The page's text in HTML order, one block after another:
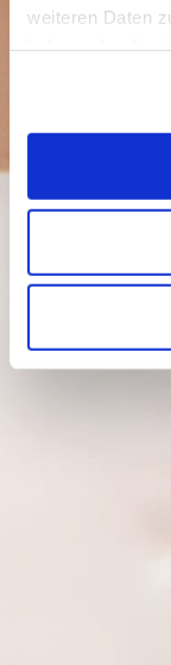
weiteren Daten